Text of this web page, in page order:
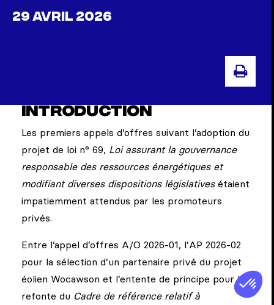
29 AVRIL 2026
Introduction
Les premiers appels d’offres suivant l’adoption du
projet de loi n° 69, Loi assurant la gouvernance
responsable des ressources énergétiques et
modifiant diverses dispositions législativesétaient
impatiemment attendus par les promoteurs
privés.
Entre l’appel d’offres A/O 2026-01, l’AP 2026-02
pour la sélection d’un partenaire privé du projet
éolien Wocawson et l’entente de principe pour la
refonte du Cadre de référence relatif à